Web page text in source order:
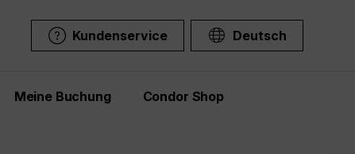
Kundenservice Deutsch
Meine Buchung Condor Shop